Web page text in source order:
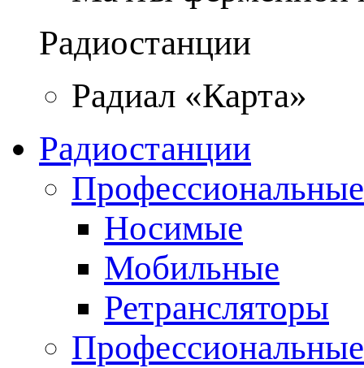
Радиостанции
Радиал «Карта»
Радиостанции
Носимые
Мобильные
Ретрансляторы